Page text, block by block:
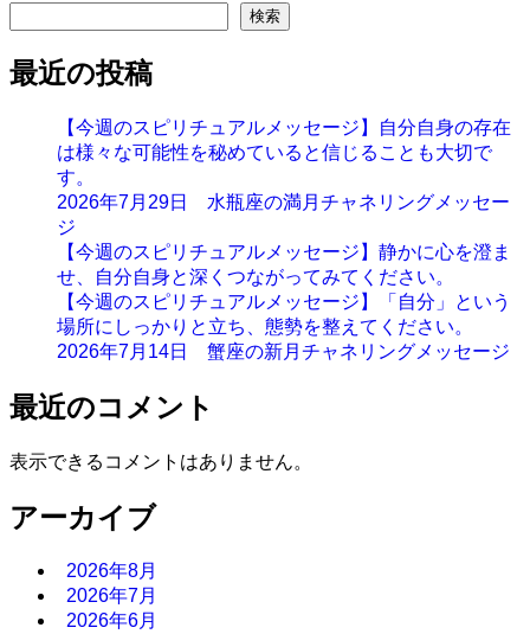
検索
最近の投稿
【今週のスピリチュアルメッセージ】自分自身の存在
は様々な可能性を秘めていると信じることも大切で
す。
2026年7月29日 水瓶座の満月チャネリングメッセー
ジ
【今週のスピリチュアルメッセージ】静かに心を澄ま
せ、自分自身と深くつながってみてください。
【今週のスピリチュアルメッセージ】「自分」という
場所にしっかりと立ち、態勢を整えてください。
2026年7月14日 蟹座の新月チャネリングメッセージ
最近のコメント
表示できるコメントはありません。
アーカイブ
2026年8月
2026年7月
2026年6月